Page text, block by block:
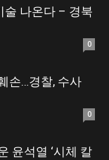
술 나온다 – 경북
0
손…경찰, 수사
0
윤석열 ‘시체 칼